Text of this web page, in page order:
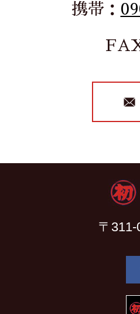
携帯：
〒